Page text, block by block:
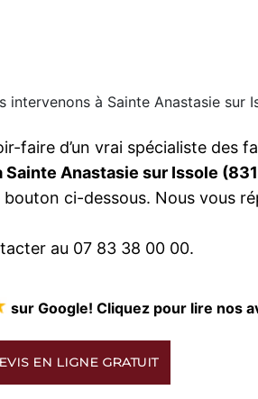
à Sainte Anastasie sur
faire d’un vrai spécialiste des
Sainte Anastasie sur Issole
ci-dessous. Nous vous
au 07 83 38 00 00.
sur Google! Cliquez pour lire nos
EN LIGNE GRATUIT